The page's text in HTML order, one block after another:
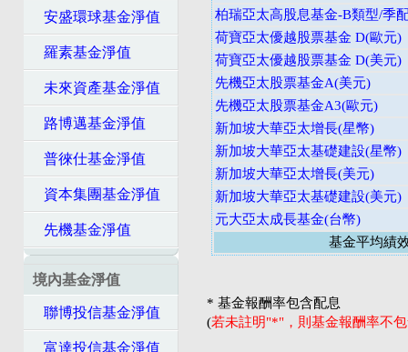
安盛環球基金淨值
羅素基金淨值
未來資產基金淨值
路博邁基金淨值
普徠仕基金淨值
資本集團基金淨值
先機基金淨值
境內基金淨值
聯博投信基金淨值
富達投信基金淨值
柏瑞亞太高股息基金-B類型/季
荷寶亞太優越股票基金 D(歐元)
荷寶亞太優越股票基金 D(美元)
先機亞太股票基金A(美元)
先機亞太股票基金A3(歐元)
新加坡大華亞太增長(星幣)
新加坡大華亞太基礎建設(星幣)
新加坡大華亞太增長(美元)
新加坡大華亞太基礎建設(美元)
元大亞太成長基金(台幣)
基金平均績
* 基金報酬率包含配息
(若未註明"*"，則基金報酬率不